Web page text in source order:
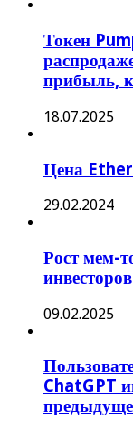
Токен
прибыль,
18.07.2025
Цена
29.02.2024
Рост мем-
инвесторов
09.02.2025
ChatGPT